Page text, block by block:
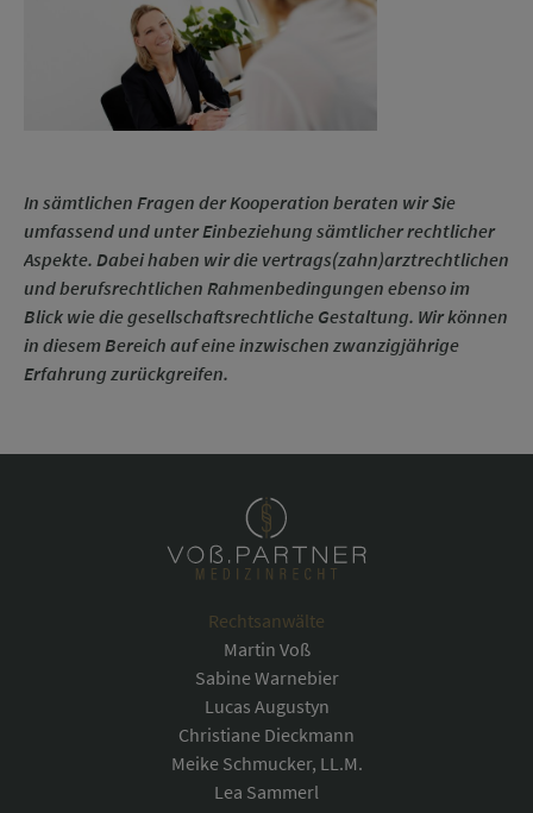
In sämtlichen Fragen der Kooperation beraten wir Sie
umfassend und unter Ein­be­ziehung sämtl­icher recht­licher
Aspekte. Dabei haben wir die vertrags­(zahn)­arzt­recht­lichen
und berufs­recht­lichen Rahmen­bedingungen ebenso im
Blick wie die gesell­schafts­recht­liche Gestaltung. Wir können
in diesem Bereich auf eine inzwischen zwanzig­jährige
Erfahrung zurück­greifen.
Rechtsanwälte
Martin Voß
Sabine Warnebier
Lucas Augustyn
Christiane Dieckmann
Meike Schmucker, LL.M.
Lea Sammerl